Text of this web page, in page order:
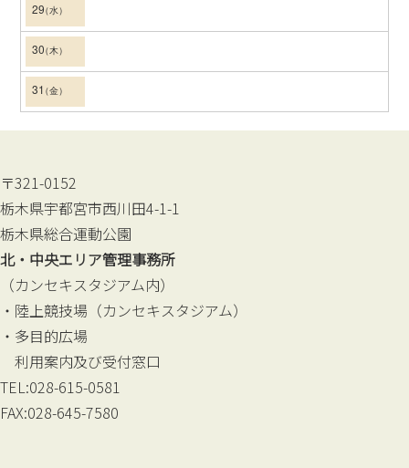
29
30
31
〒321-0152
栃木県宇都宮市西川田4-1-1
栃木県総合運動公園
北・中央エリア管理事務所
（カンセキスタジアム内）
・陸上競技場（カンセキスタジアム）
・多目的広場
利用案内及び受付窓口
TEL:028-615-0581
FAX:028-645-7580